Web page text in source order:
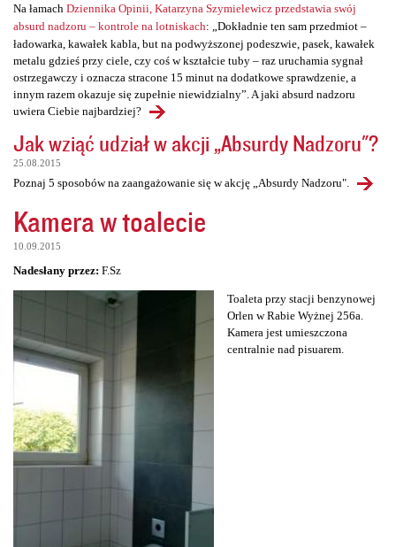
Na łamach Dziennika Opinii, Katarzyna Szymielewicz przedstawia swój
absurd nadzoru – kontrole na lotniskach: „Dokładnie ten sam przedmiot –
ładowarka, kawałek kabla, but na podwyższonej podeszwie, pasek, kawałek
metalu gdzieś przy ciele, czy coś w kształcie tuby – raz uruchamia sygnał
ostrzegawczy i oznacza stracone 15 minut na dodatkowe sprawdzenie, a
innym razem okazuje się zupełnie niewidzialny”. A jaki absurd nadzoru
uwiera Ciebie najbardziej?
Jak wziąć udział w akcji „Absurdy Nadzoru"?
25.08.2015
Poznaj 5 sposobów na zaangażowanie się w akcję „Absurdy Nadzoru".
Kamera w toalecie
10.09.2015
Nadesłany przez: F.Sz
Toaleta przy stacji benzynowej
Orlen w Rabie Wyżnej 256a.
Kamera jest umieszczona
centralnie nad pisuarem.